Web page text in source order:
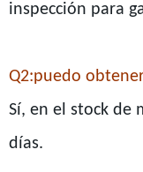
inspección para
Q2:puedo
Sí, en el stock de
días.